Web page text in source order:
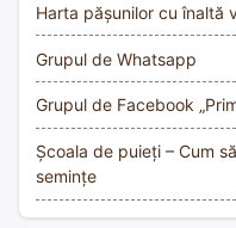
Harta pășunilor cu înaltă
Grupul de Whatsapp
Grupul de Facebook
Școala de puieți – Cum
semințe